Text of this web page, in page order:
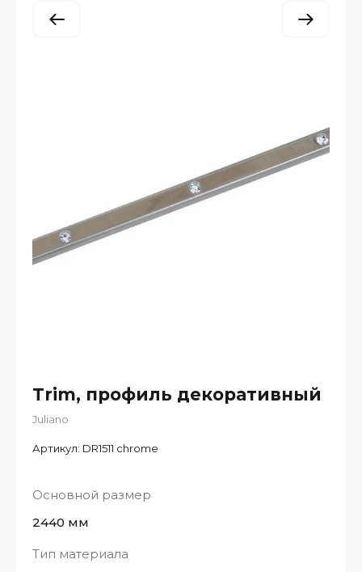
Trim, профиль декоративный
Juliano
Артикул: DR1511 chrome
Основной размер
2440 мм
Тип материала